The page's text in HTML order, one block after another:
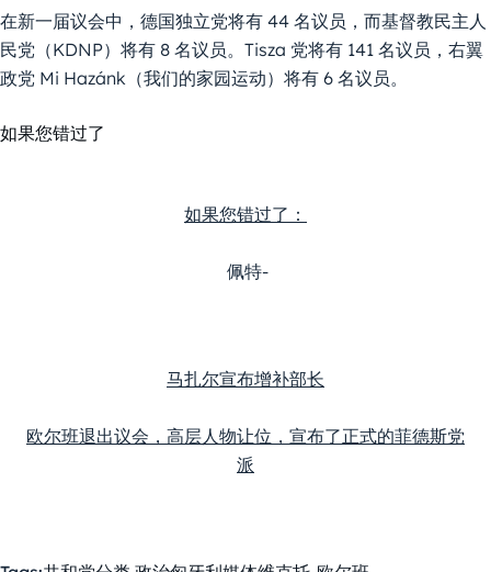
在新一届议会中，德国独立党将有 44 名议员，而基督教民主人
民党（KDNP）将有 8 名议员。Tisza 党将有 141 名议员，右翼
政党 Mi Hazánk（我们的家园运动）将有 6 名议员。
如果您错过了
如果您错过了：
佩特-
马扎尔宣布增补部长
欧尔班退出议会，高层人物让位，宣布了正式的菲德斯党
派